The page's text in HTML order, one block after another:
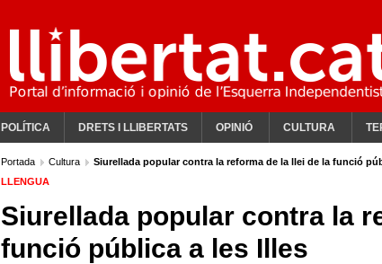
POLÍTICA DRETS I LLIBERTATS OPINIÓ CULTURA
Portada Cultura
Siurellada popular contra la reforma de la llei de la funció
LLENGUA
Siurellada popular contra la
funció pública a les Illes